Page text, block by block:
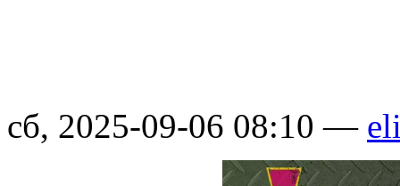
сб, 2025-09-06 08:10 —